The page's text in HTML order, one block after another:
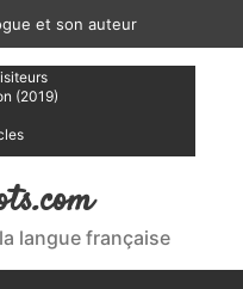
et son auteur
(2019)
langue française